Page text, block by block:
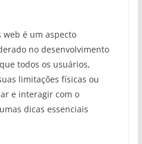
é um aspecto
no desenvolvimento
todos os usuários,
limitações físicas ou
e interagir com o
dicas essenciais